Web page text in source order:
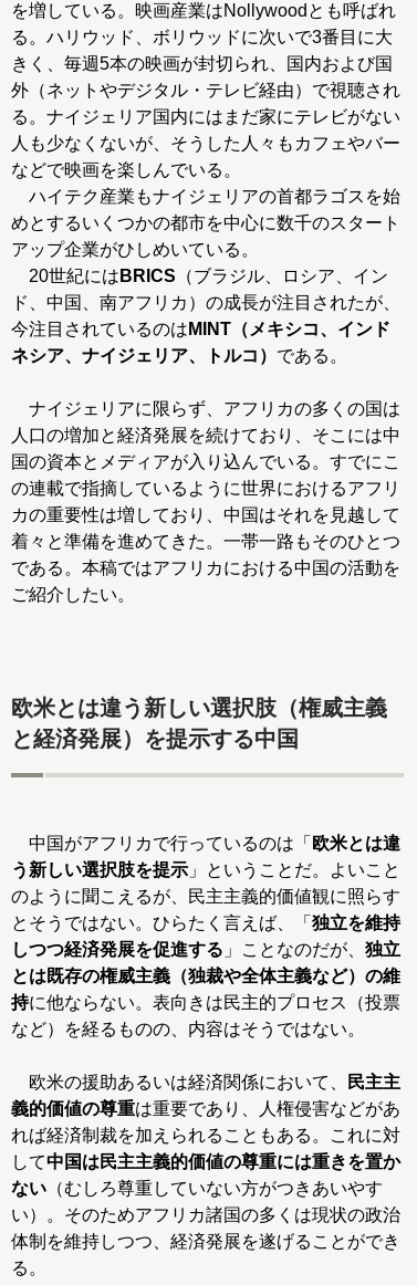
を増している。映画産業はNollywoodとも呼ばれ
る。ハリウッド、ボリウッドに次いで3番目に大
きく、毎週5本の映画が封切られ、国内および国
外（ネットやデジタル・テレビ経由）で視聴され
る。ナイジェリア国内にはまだ家にテレビがない
人も少なくないが、そうした人々もカフェやバー
などで映画を楽しんでいる。
ハイテク産業もナイジェリアの首都ラゴスを始
めとするいくつかの都市を中心に数千のスタート
アップ企業がひしめいている。
20世紀には BRICS （ブラジル、ロシア、イン
ド、中国、南アフリカ）の成長が注目されたが、
今注目されているのは MINT（メキシコ、インド
ネシア、ナイジェリア、トルコ） である。
ナイジェリアに限らず、アフリカの多くの国は
人口の増加と経済発展を続けており、そこには中
国の資本とメディアが入り込んでいる。すでにこ
の連載で指摘しているように世界におけるアフリ
カの重要性は増しており、中国はそれを見越して
着々と準備を進めてきた。一帯一路もそのひとつ
である。本稿ではアフリカにおける中国の活動を
ご紹介したい。
欧米とは違う新しい選択肢（権威主義
と経済発展）を提示する中国
中国がアフリカで行っているのは「 欧米とは違
う新しい選択肢を提示 」ということだ。よいこと
のように聞こえるが、民主主義的価値観に照らす
とそうではない。ひらたく言えば、「 独立を維持
しつつ経済発展を促進する 」ことなのだが、 独立
とは既存の権威主義（独裁や全体主義など）の維
持に他ならない。表向きは民主的プロセス（投票
など）を経るものの、内容はそうではない。
欧米の援助あるいは経済関係において、
民主主
義的価値の尊重は重要であり、人権侵害などがあ
れば経済制裁を加えられることもある。これに対
して中国は民主主義的価値の尊重には重きを置か
ない （むしろ尊重していない方がつきあいやす
い）。そのためアフリカ諸国の多くは現状の政治
体制を維持しつつ、経済発展を遂げることができ
る。